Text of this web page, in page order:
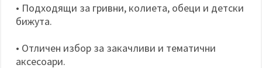
• Подходящи за гривни, колиета, обеци и детски
бижута.
• Отличен избор за закачливи и тематични
аксесоари.